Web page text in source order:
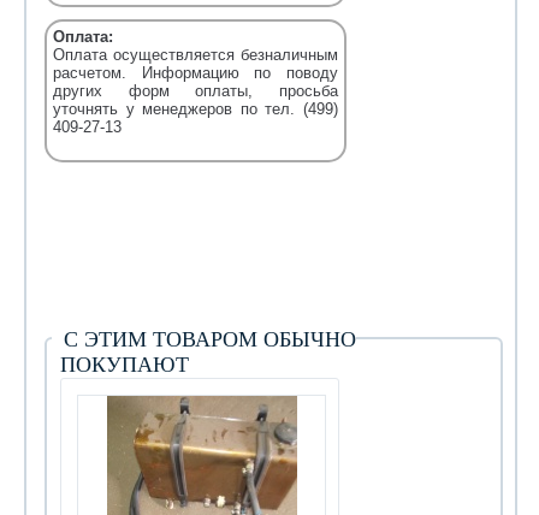
Оплата:
Оплата осуществляется безналичным
расчетом. Информацию по поводу
других форм оплаты, просьба
уточнять у менеджеров по тел. (499)
409-27-13
С ЭТИМ ТОВАРОМ ОБЫЧНО
ПОКУПАЮТ